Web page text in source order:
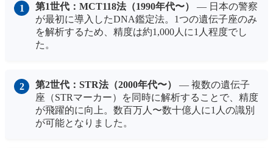
第1世代：MCT118法（1990年代〜）
— 日本の警察
が最初に導入したDNA鑑定法。1つの遺伝子座のみ
を解析するため、精度は約1,000人に1人程度でし
た。
第2世代：STR法（2000年代〜）
— 複数の遺伝子
座（STRマーカー）を同時に解析することで、精度
が飛躍的に向上。数百万人〜数十億人に1人の識別
が可能となりました。